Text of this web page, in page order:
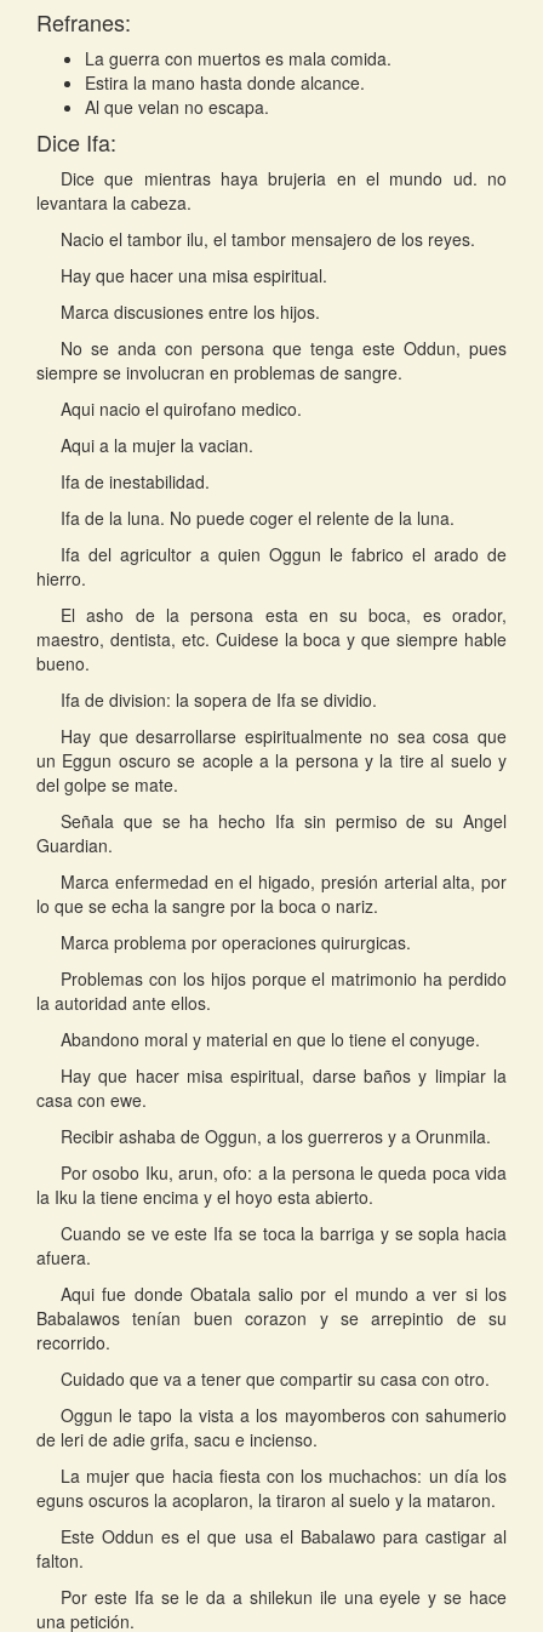
Refranes:
La guerra con muertos es mala comida.
Estira la mano hasta donde alcance.
Al que velan no escapa.
Dice Ifa:
Dice que mientras haya brujeria en el mundo ud. no
levantara la cabeza.
Nacio el tambor ilu, el tambor mensajero de los reyes.
Hay que hacer una misa espiritual.
Marca discusiones entre los hijos.
No se anda con persona que tenga este Oddun, pues
siempre se involucran en problemas de sangre.
Aqui nacio el quirofano medico.
Aqui a la mujer la vacian.
Ifa de inestabilidad.
Ifa de la luna. No puede coger el relente de la luna.
Ifa del agricultor a quien Oggun le fabrico el arado de
hierro.
El asho de la persona esta en su boca, es orador,
maestro, dentista, etc. Cuidese la boca y que siempre hable
bueno.
Ifa de division: la sopera de Ifa se dividio.
Hay que desarrollarse espiritualmente no sea cosa que
un Eggun oscuro se acople a la persona y la tire al suelo y
del golpe se mate.
Señala que se ha hecho Ifa sin permiso de su Angel
Guardian.
Marca enfermedad en el higado, presión arterial alta, por
lo que se echa la sangre por la boca o nariz.
Marca problema por operaciones quirurgicas.
Problemas con los hijos porque el matrimonio ha perdido
la autoridad ante ellos.
Abandono moral y material en que lo tiene el conyuge.
Hay que hacer misa espiritual, darse baños y limpiar la
casa con ewe.
Recibir ashaba de Oggun, a los guerreros y a Orunmila.
Por osobo Iku, arun, ofo: a la persona le queda poca vida
la Iku la tiene encima y el hoyo esta abierto.
Cuando se ve este Ifa se toca la barriga y se sopla hacia
afuera.
Aqui fue donde Obatala salio por el mundo a ver si los
Babalawos tenían buen corazon y se arrepintio de su
recorrido.
Cuidado que va a tener que compartir su casa con otro.
Oggun le tapo la vista a los mayomberos con sahumerio
de leri de adie grifa, sacu e incienso.
La mujer que hacia fiesta con los muchachos: un día los
eguns oscuros la acoplaron, la tiraron al suelo y la mataron.
Este Oddun es el que usa el Babalawo para castigar al
falton.
Por este Ifa se le da a shilekun ile una eyele y se hace
una petición.